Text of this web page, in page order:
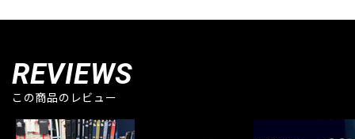
REVIEWS
この商品のレビュー